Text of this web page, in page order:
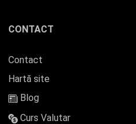
CONTACT
Contact
Hartă site
Blog
Curs Valutar